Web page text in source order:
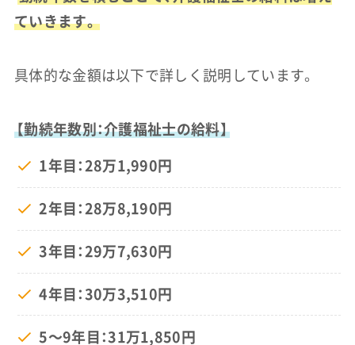
ていきます。
具体的な金額は以下で詳しく説明しています。
【勤続年数別：介護福祉士の給料】
1年目：28万1,990円
2年目：28万8,190円
3年目：29万7,630円
4年目：30万3,510円
5〜9年目：31万1,850円